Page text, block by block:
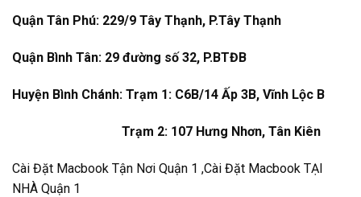
Quận Tân Phú: 229/9 Tây Thạnh, P.Tây Thạnh
Quận Bình Tân: 29 đường số 32, P.BTĐB
Huyện Bình Chánh: Trạm 1: C6B/14 Ấp 3B, Vĩnh Lộc B
Trạm 2: 107 Hưng Nhơn, Tân Kiên
Cài Đặt Macbook Tận Nơi Quận 1 ,Cài Đặt Macbook TẠI
NHÀ Quận 1